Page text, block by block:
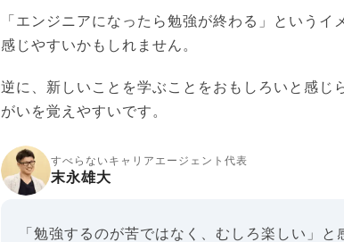
「エンジニアになったら勉強が終わる」という
感じやすいかもしれません。
逆に、新しいことを学ぶことをおもしろいと感じ
がいを覚えやすいです。
すべらないキャリアエージェント代表
末永雄大
「勉強するのが苦ではなく、むしろ楽しい」